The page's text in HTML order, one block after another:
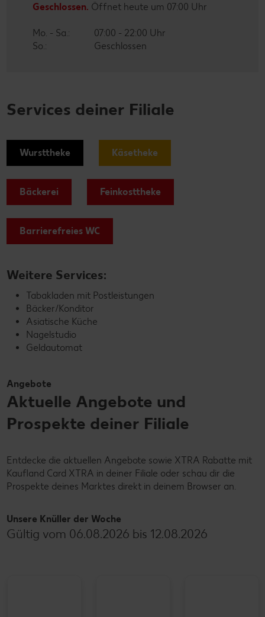
Geschlossen. Öffnet heute um 07:00 Uhr
Mo. - Sa.:
07:00 - 22:00 Uhr
So.:
Geschlossen
Services deiner Filiale
Wursttheke Käsetheke
Bäckerei Feinkosttheke
Barrierefreies WC
Weitere Services:
Tabakladen mit Postleistungen
Bäcker/Konditor
Asiatische Küche
Nagelstudio
Geldautomat
Angebote
Aktuelle Angebote und
Prospekte deiner Filiale
Entdecke die aktuellen Angebote sowie XTRA Rabatte mit
Kaufland Card XTRA in deiner Filiale oder schau dir die
Prospekte deines Marktes direkt in deinem Browser an.
Unsere Knüller der Woche
Gültig vom 06.08.2026 bis 12.08.2026